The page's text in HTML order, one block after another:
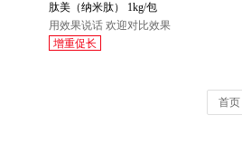
肽美（纳米肽） 1kg/包
用效果说话 欢迎对比效果
增重促长
首页